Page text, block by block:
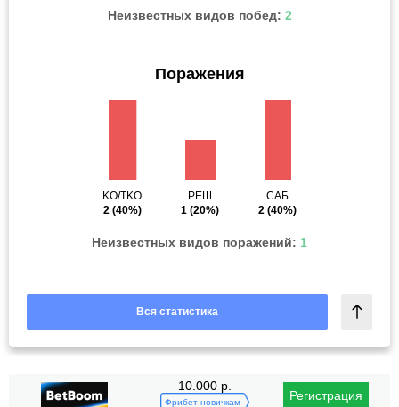
Неизвестных видов побед: 2
Поражения
KO/TKO
2(40%)
РЕШ
1 (20%)
САБ
2 (40%)
Неизвестных видов поражений: 1
Вся статистика
10.000 р.
Фрибет новичкам Регистрация